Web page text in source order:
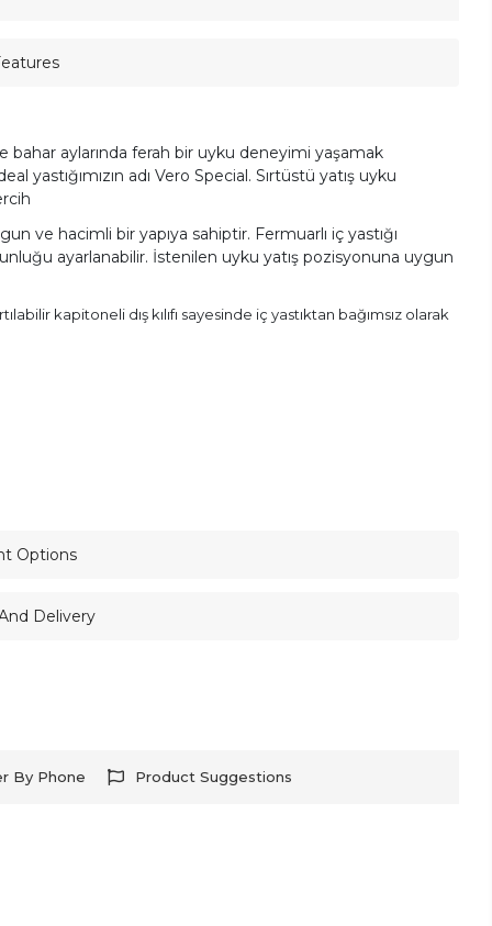
bahar aylarında ferah bir uyku deneyimi yaşamak
yastığımızın adı Vero Special. Sırtüstü yatış uyku
ve hacimli bir yapıya sahiptir. Fermuarlı iç yastığı
ayarlanabilir. İstenilen uyku yatış pozisyonuna uygun
kapitoneli dış kılıfı sayesinde iç yastıktan bağımsız olarak
Options
Delivery
By Phone Product Suggestions